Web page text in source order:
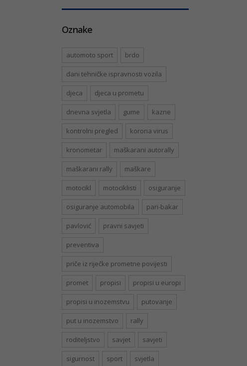
Oznake
automoto sport brdo
dani tehničke ispravnosti vozila
djeca djeca u prometu
dnevna svjetla gume kazne
kontrolni pregled korona virus
kronometar maškarani autorally
maškarani rally maškare
motocikl motociklisti osiguranje
osiguranje automobila pari-bakar
pavlović pravni savjeti
preventiva
priče iz riječke prometne povijesti
promet propisi propisi u europi
propisi u inozemstvu putovanje
put u inozemstvo rally
roditeljstvo savjet savjeti
sigurnost sport svjetla